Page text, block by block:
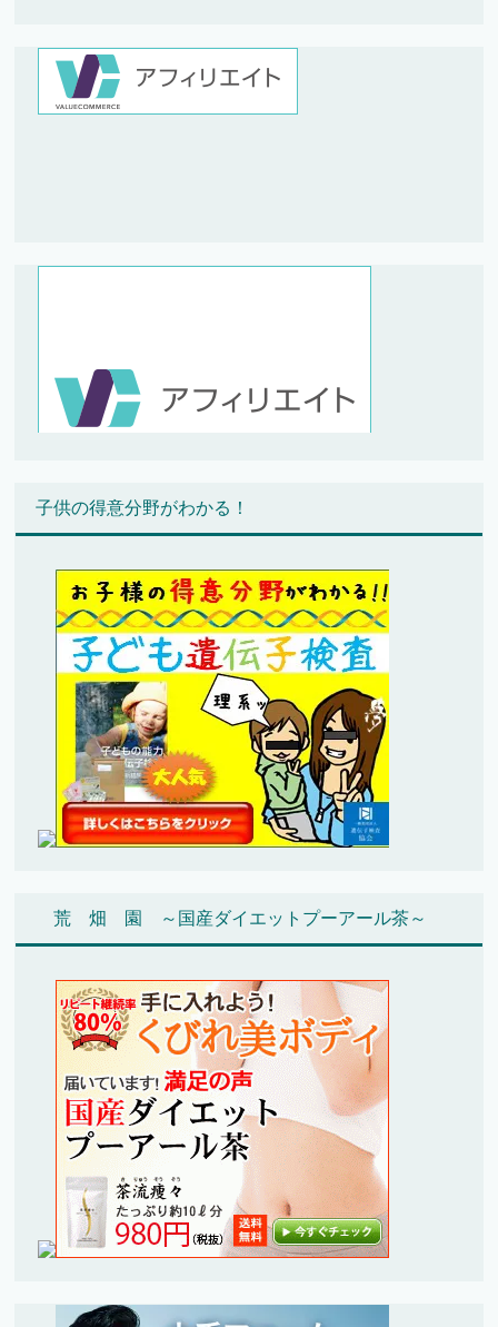
子供の得意分野がわかる！
荒 畑 園 ～国産ダイエットプーアール茶～